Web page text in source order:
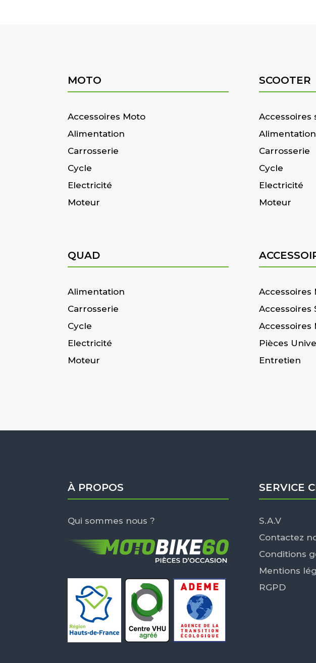
MOTO
Accessoires Moto
Alimentation
Carrosserie
Cycle
Electricité
Moteur
SCOOTER
Accessoires
Alimentation
Carrosserie
Cycle
Electricité
Moteur
QUAD
Alimentation
Carrosserie
Cycle
Electricité
Moteur
Accessoires
Accessoires
Accessoires
Pièces
Entretien
À PROPOS
Qui sommes nous ?
SERVICE
S.A.V
Contactez
Conditions
Mentions
RGPD